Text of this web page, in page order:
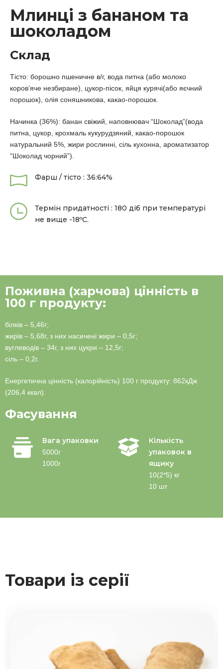
Млинці з бананом та
шоколадом
Склад
Тісто: борошно пшеничне в/г, вода питна (або молоко
коров’яче незбиране), цукор-пісок, яйця курячі(або яєчний
порошок), олія соняшникова, какао-порошок.
Начинка (36%): банан свіжий, наповнювач “Шоколад”(вода
питна, цукор, крохмаль кукурудзяний, какао-порошок
натуральний 5%, жири рослинні, сіль кухонна, ароматизатор
“Шоколад чорний”).
Фарш / тісто : 36:64%
Термін придатності : 180 діб при температурі
не вище -18ºС.
Поживна (харчова) цінність в
100 г продукту:
білків – 5,46г;
жирів – 5,68г, з них насичені жири – 0,5г;
вуглеводів – 34г, з них цукри – 12,5г;
сіль – 0,2г.
Енергетична цінність (калорійність) 100 г продукту: 862кДж
(206,4 ккал).
Фасування
Вага упаковки
5000г
1000г
Кількість
упаковок в
ящику
10(2*5) кг
10 шт
Товари із серії